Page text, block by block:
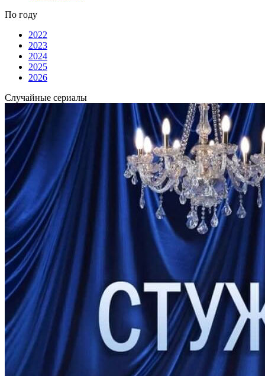
По году
2022
2023
2024
2025
2026
Случайные сериалы